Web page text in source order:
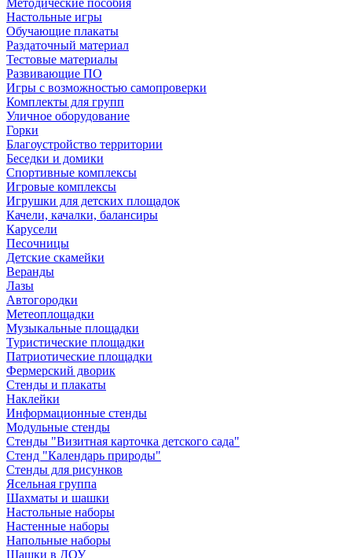
Методические пособия
Настольные игры
Обучающие плакаты
Раздаточный материал
Тестовые материалы
Развивающие ПО
Игры с возможностью самопроверки
Комплекты для групп
Уличное оборудование
Горки
Благоустройство территории
Беседки и домики
Спортивные комплексы
Игровые комплексы
Игрушки для детских площадок
Качели, качалки, балансиры
Карусели
Песочницы
Детские скамейки
Веранды
Лазы
Автогородки
Метеоплощадки
Музыкальные площадки
Туристические площадки
Патриотические площадки
Фермерский дворик
Стенды и плакаты
Наклейки
Информационные стенды
Модульные стенды
Стенды "Визитная карточка детского сада"
Стенд "Календарь природы"
Стенды для рисунков
Ясельная группа
Шахматы и шашки
Настольные наборы
Настенные наборы
Напольные наборы
Шашки в ДОУ